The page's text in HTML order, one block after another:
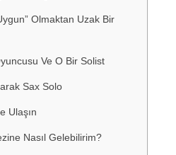
Olmaktan Uzak Bir
Ve O Bir Solist
Sax Solo
Ulaşın
Nasıl Gelebilirim?